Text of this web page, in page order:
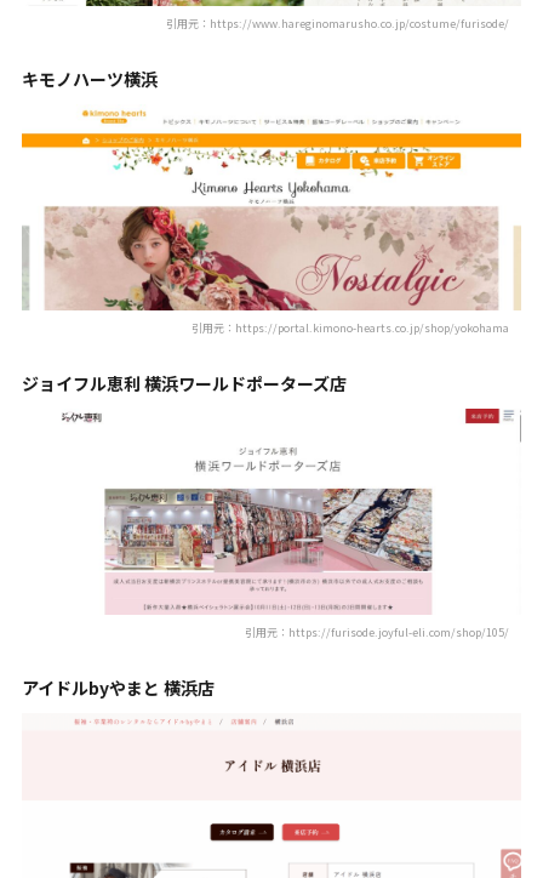
引用元：https://www.hareginomarusho.co.jp/costume/furisode/
キモノハーツ横浜
引用元：https://portal.kimono-hearts.co.jp/shop/yokohama
ジョイフル恵利 横浜ワールドポーターズ店
引用元：https://furisode.joyful-eli.com/shop/105/
アイドルbyやまと 横浜店